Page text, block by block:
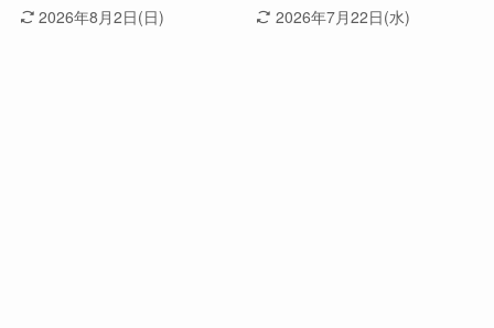
2026年8月2日(日) 2026年7月22日(水)